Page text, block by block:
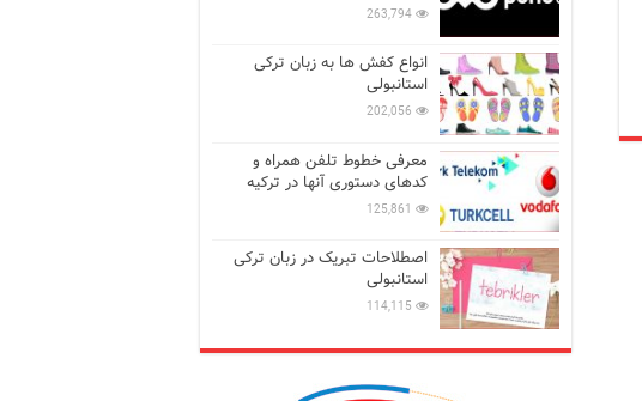
263,794
انواع کفش ها به زبان ترکی
استانبولی
202,056
معرفی خطوط تلفن همراه و
کدهای دستوری آنها در ترکیه
125,861
اصطلاحات تبریک در زبان ترکی
استانبولی
114,115